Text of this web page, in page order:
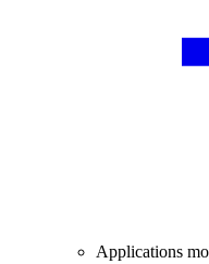
Applications